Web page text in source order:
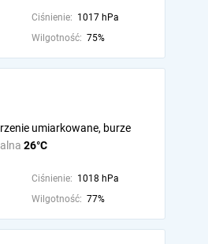
Ciśnienie: 1017 hPa
Wilgotność: 75%
26°C
umiarkowane, burze
Ciśnienie: 1018 hPa
Wilgotność: 77%